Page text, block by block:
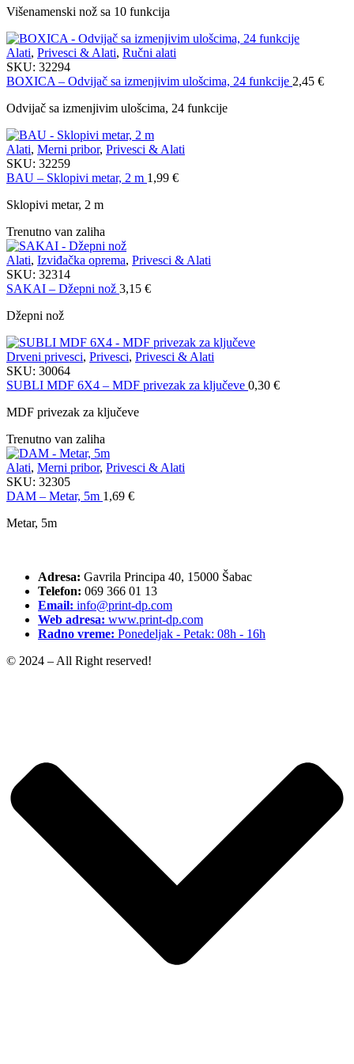
Višenamenski nož sa 10 funkcija
Alati, Privesci & Alati, Ručni alati
SKU: 32294
BOXICA – Odvijač sa izmenjivim ulošcima, 24 funkcije 2,45 €
Odvijač sa izmenjivim ulošcima, 24 funkcije
Alati, Merni pribor, Privesci & Alati
SKU: 32259
BAU – Sklopivi metar, 2 m 1,99 €
Sklopivi metar, 2 m
Trenutno van zaliha
Alati, Izviđačka oprema, Privesci & Alati
SKU: 32314
SAKAI – Džepni nož 3,15 €
Džepni nož
Drveni privesci, Privesci, Privesci & Alati
SKU: 30064
SUBLI MDF 6X4 – MDF privezak za ključeve 0,30 €
MDF privezak za ključeve
Trenutno van zaliha
Alati, Merni pribor, Privesci & Alati
SKU: 32305
DAM – Metar, 5m 1,69 €
Metar, 5m
Adresa: Gavrila Principa 40, 15000 Šabac
Telefon: 069 366 01 13
Email: info@print-dp.com
Web adresa: www.print-dp.com
Radno vreme: Ponedeljak - Petak: 08h - 16h
© 2024 – All Right reserved!